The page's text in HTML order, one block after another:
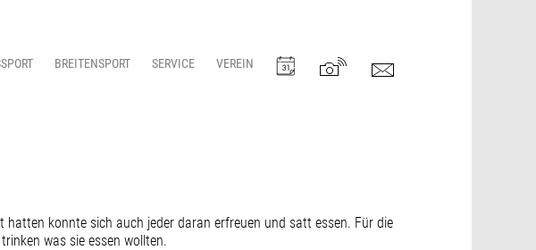
BREITENSPORT SERVICE VEREIN
hatten konnte sich auch jeder daran erfreuen und satt essen. Für die
was sie essen wollten.